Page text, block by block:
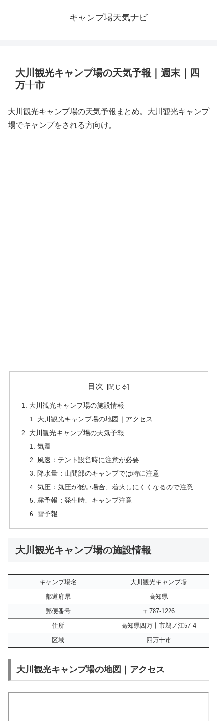
キャンプ場天気ナビ
大川観光キャンプ場の天気予報｜週末｜四
万十市
大川観光キャンプ場の天気予報まとめ。大川観光キャンプ
場でキャンプをされる方向け。
目次
大川観光キャンプ場の施設情報
大川観光キャンプ場の地図｜アクセス
大川観光キャンプ場の天気予報
気温
風速：テント設営時に注意が必要
降水量：山間部のキャンプでは特に注意
気圧：気圧が低い場合、着火しにくくなるので注意
霧予報：発生時、キャンプ注意
雪予報
大川観光キャンプ場の施設情報
キャンプ場名
大川観光キャンプ場
都道府県
高知県
郵便番号
〒787-1226
住所
高知県四万十市鵜ノ江57-4
区域
四万十市
大川観光キャンプ場の地図｜アクセス